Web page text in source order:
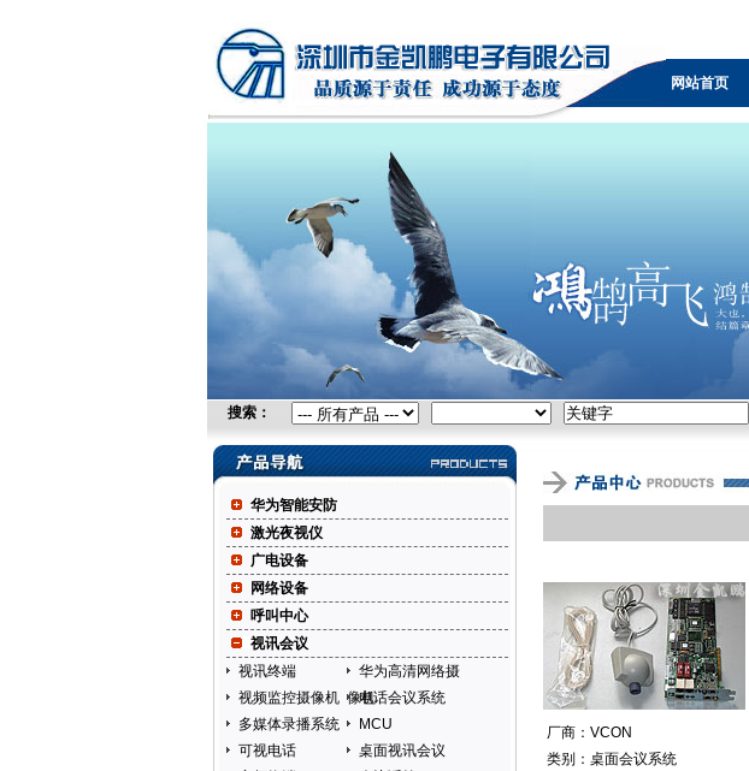
无线网桥，广电设备，可视电话，防火墙，KVM，负载
均衡，IPTV，视频采集卡，自由空间光通信，控制台服
务器
网站首页
搜索：
华为智能安防
激光夜视仪
广电设备
网络设备
呼叫中心
视讯会议
视讯终端
华为高清网络摄
像机
视频监控摄像机
电话会议系统
多媒体录播系统
MCU
可视电话
桌面视讯会议
厂商：VCON
类别：桌面会议系统